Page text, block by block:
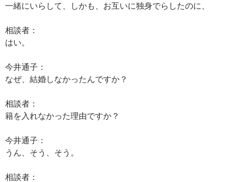
一緒にいらして、しかも、お互いに独身でらしたのに、
相談者：
はい。
今井通子：
なぜ、結婚しなかったんですか？
相談者：
籍を入れなかった理由ですか？
今井通子：
うん、そう、そう。
相談者：